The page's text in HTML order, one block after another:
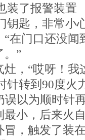
装了报警装置
钥匙，非常小
在门口还没闻
。”
，“哎呀！我
针转到90度火
误以为顺时针
小，后来火
，触发了装